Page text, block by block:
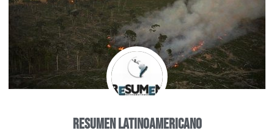
Resumen Latinoamericano